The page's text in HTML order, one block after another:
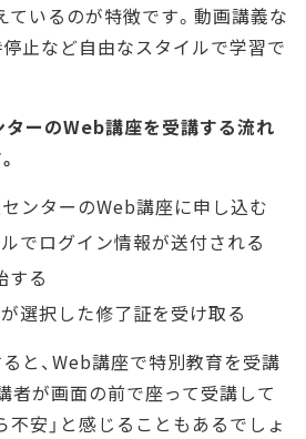
ているのが特徴です。動画講義な
止など自由なスタイルで学習で
ーのWeb講座を受講する流れ
ンターのWeb講座に申し込む
でログイン情報が送付される
する
選択した修了証を受け取る
と、Web講座で特別教育を受講
者が画面の前で座って受講して
安」と感じることもあるでしょ